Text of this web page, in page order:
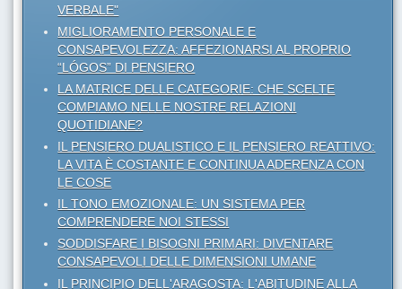
VERBALE"
MIGLIORAMENTO PERSONALE E
CONSAPEVOLEZZA: AFFEZIONARSI AL PROPRIO
“LÓGOS” DI PENSIERO
LA MATRICE DELLE CATEGORIE: CHE SCELTE
COMPIAMO NELLE NOSTRE RELAZIONI
QUOTIDIANE?
IL PENSIERO DUALISTICO E IL PENSIERO REATTIVO:
LA VITA È COSTANTE E CONTINUA ADERENZA CON
LE COSE
IL TONO EMOZIONALE: UN SISTEMA PER
COMPRENDERE NOI STESSI
SODDISFARE I BISOGNI PRIMARI: DIVENTARE
CONSAPEVOLI DELLE DIMENSIONI UMANE
IL PRINCIPIO DELL'ARAGOSTA: L'ABITUDINE ALLA